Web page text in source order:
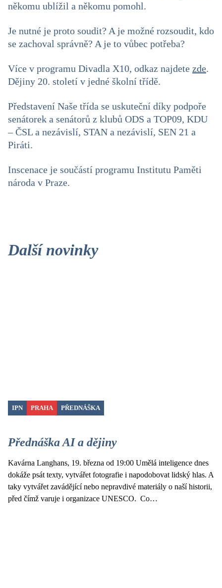
někomu ublížil a někomu pomohl.
Je nutné je proto soudit? A je možné rozsoudit, kdo
se zachoval správně? A je to vůbec potřeba?
Více v programu Divadla X10, odkaz najdete zde.
Dějiny 20. století v jedné školní třídě.
Představení Naše třída se uskuteční díky podpoře
senátorek a senátorů z klubů ODS a TOP09, KDU
– ČSL a nezávislí, STAN a nezávislí, SEN 21 a
Piráti.
Inscenace je součástí programu Institutu Paměti
národa v Praze.
Další novinky
IPN PRAHA PŘEDNÁŠKA
Přednáška AI a dějiny
Kavárna Langhans, 19. března od 19:00 Umělá inteligence dnes
dokáže psát texty, vytvářet fotografie i napodobovat lidský hlas. A
taky vytvářet zavádějící nebo nepravdivé materiály o naší historii,
před čímž varuje i organizace UNESCO. Co…